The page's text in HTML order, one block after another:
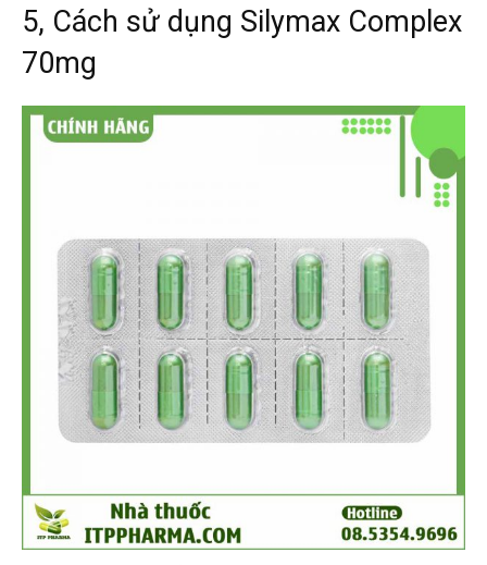
5, Cách sử dụng Silymax Complex
70mg